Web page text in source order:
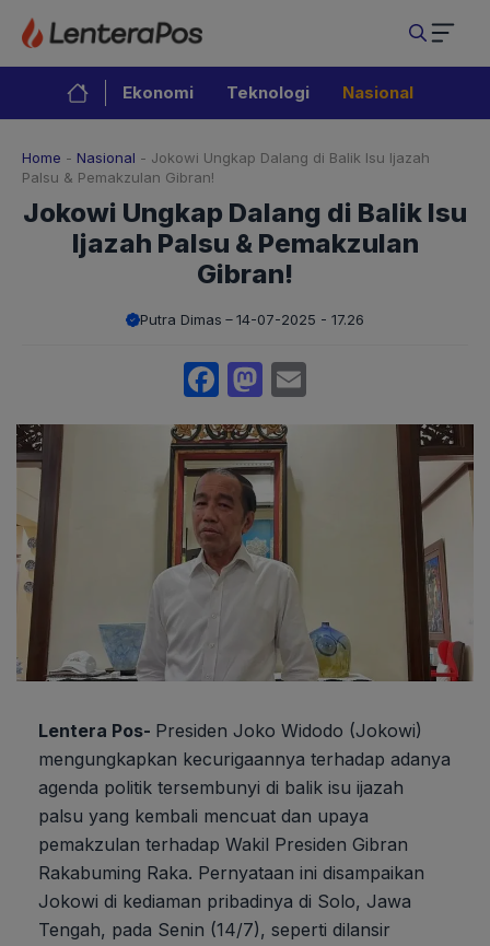
Langsung
isi
Ekonomi Teknologi Nasional
Home - Nasional - Jokowi Ungkap Dalang di Balik Isu Ijazah
Palsu & Pemakzulan Gibran!
Jokowi Ungkap Dalang di Balik Isu
Ijazah Palsu & Pemakzulan
Gibran!
Putra Dimas 14-07-2025 - 17.26
Facebook
Mastodon
Lentera Pos- Presiden Joko Widodo (Jokowi)
mengungkapkan kecurigaannya terhadap adanya
agenda politik tersembunyi di balik isu ijazah
palsu yang kembali mencuat dan upaya
pemakzulan terhadap Wakil Presiden Gibran
Rakabuming Raka. Pernyataan ini disampaikan
Jokowi di kediaman pribadinya di Solo, Jawa
Tengah, pada Senin (14/7), seperti dilansir